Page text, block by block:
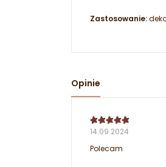
Zastosowanie:
Opinie
14.09.2024
Polecam